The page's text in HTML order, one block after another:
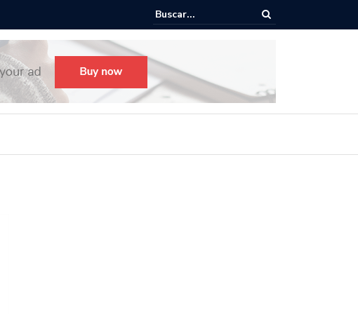
Todo listo para el Festival Desfile Día de Muertos 2025 en Guadalajara